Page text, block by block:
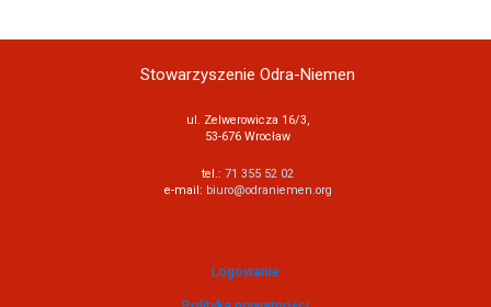
Stowarzyszenie Odra-Niemen
ul. Zelwerowicza 16/3,
53-676 Wrocław
tel.: 71 355 52 02
e-mail: biuro@odraniemen.org
Logowanie